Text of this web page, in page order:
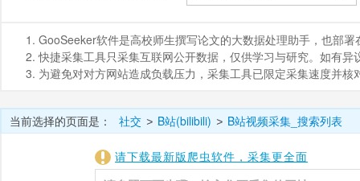
1. GooSeeker软件是高校师生撰写论文的大数据处理助手，也部
2. 快捷采集工具只采集互联网公开数据，仅供学习与研究。如有
3. 为避免对对方网站造成负载压力，采集工具已限定采集速度并
当前选择的页面是： 社交 > B站(bilibili) > B站视频采集_搜索列表
请下载最新版爬虫软件，采集更全面